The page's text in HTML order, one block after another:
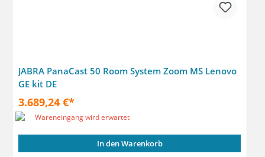
JABRA PanaCast 50 Room System Zoom MS Lenovo
GE kit DE
3.689,24 €*
Wareneingang wird erwartet
In den Warenkorb